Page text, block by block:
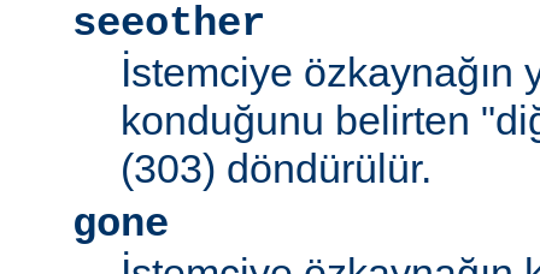
seeother
İstemciye özkaynağın
konduğunu belirten
(303) döndürülür.
gone